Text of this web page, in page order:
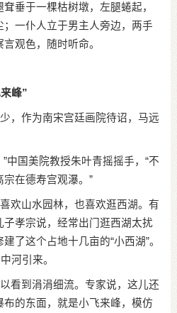
垂于一棵枯树墩，左腿蜷起，
一仆人立于男主人旁边，两手
观色，随时听命。
峰”
作为南宋宫廷画院待诏，马远
国美院教授朱叶青摇摇手，“不
在德寿宫观瀑。”
山水园林，也喜欢逛西湖。有
孝宗说，经常出门逛西湖太扰
了这个占地十几亩的“小西湖”。
河引来。
到涓涓细流。专家说，这儿还
的东面，就是小飞来峰，模仿